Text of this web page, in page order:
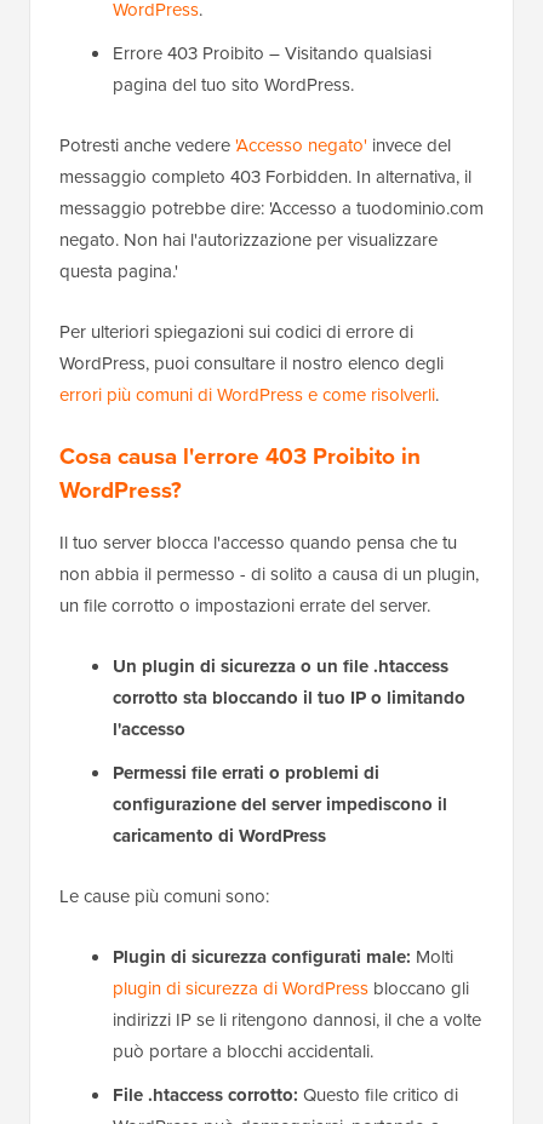
WordPress.
Errore 403 Proibito – Visitando qualsiasi
pagina del tuo sito WordPress.
Potresti anche vedere'Accesso negato' invece del
messaggio completo 403 Forbidden. In alternativa, il
messaggio potrebbe dire: 'Accesso a tuodominio.com
negato. Non hai l'autorizzazione per visualizzare
questa pagina.'
Per ulteriori spiegazioni sui codici di errore di
WordPress, puoi consultare il nostro elenco degli
errori più comuni di WordPress e come risolverli.
Cosa causa l'errore 403 Proibito in
WordPress?
Il tuo server blocca l'accesso quando pensa che tu
non abbia il permesso - di solito a causa di un plugin,
un file corrotto o impostazioni errate del server.
Un plugin di sicurezza o un file .htaccess
corrotto sta bloccando il tuo IP o limitando
l'accesso
Permessi file errati o problemi di
configurazione del server impediscono il
caricamento di WordPress
Le cause più comuni sono:
Plugin di sicurezza configurati male: Molti
plugin di sicurezza di WordPress bloccano gli
indirizzi IP se li ritengono dannosi, il che a volte
può portare a blocchi accidentali.
File .htaccess corrotto: Questo file critico di